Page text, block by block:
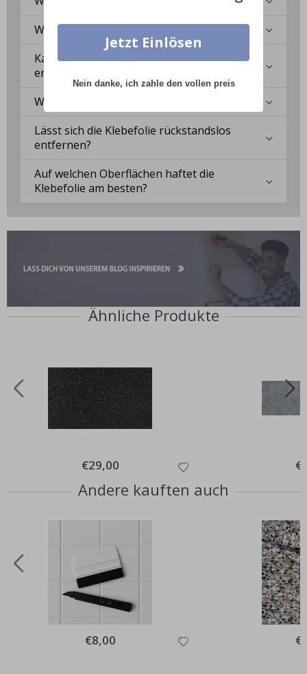
Wie reinige ich die Oberfläche?
Kann ich eine maßgeschneiderte Lösung
erhalten?
Wie langlebig ist die Klebefolie?
Lässt sich die Klebefolie rückstandslos
entfernen?
Auf welchen Oberflächen haftet die
Klebefolie am besten?
Ähnliche Produkte
Special
Price
€29,00
Andere kauften auch
Special
Price
€8,00
Jetzt Einlösen
Nein danke, ich zahle den vollen preis